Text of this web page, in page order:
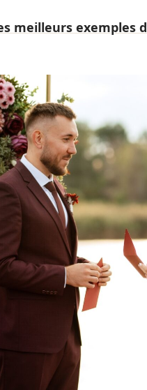
meilleurs exemples